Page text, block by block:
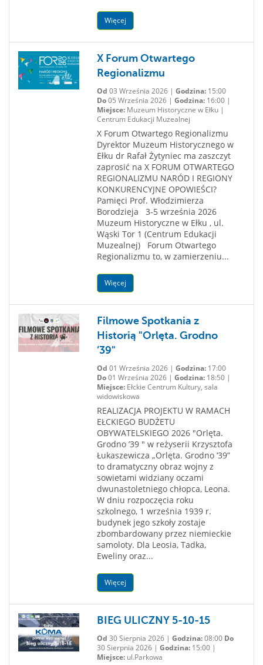
Więcej
X Forum Otwartego
Regionalizmu
Od 03 Września 2026 | Godzina:15:00
Do05 Września 2026 | Godzina:16:00 |
Miejsce:Muzeum Historyczne w Ełku |
Centrum Edukacji Muzealnej
X Forum Otwartego Regionalizmu
Dyrektor Muzeum Historycznego w
Ełku dr Rafał Żytyniec ma zaszczyt
zaprosić na X FORUM OTWARTEGO
REGIONALIZMU NARÓD I REGIONY
KONKURENCYJNE OPOWIEŚCI?
Pamięci Prof. Włodzimierza
Borodzieja 3-5 września 2026
Muzeum Historyczne w Ełku , ul.
Wąski Tor 1 (Centrum Edukacji
Muzealnej) Forum Otwartego
Regionalizmu to, w zamierzeniu...
Więcej
Filmowe Spotkania z
Historią "Orlęta. Grodno
’39"
Od 01 Września 2026 | Godzina:17:00
Do01 Września 2026 | Godzina:18:50 |
Miejsce:Ełckie Centrum Kultury, sala
widowiskowa
REALIZACJA PROJEKTU W RAMACH
EŁCKIEGO BUDŻETU
OBYWATELSKIEGO 2026 "Orlęta.
Grodno ’39 " w reżyserii Krzysztofa
Łukaszewicza „Orlęta. Grodno ‘39”
to dramatyczny obraz wojny z
sowietami widziany oczami
dwunastoletniego chłopca, Leona.
W dniu rozpoczęcia roku
szkolnego, 1 września 1939 r.
budynek jego szkoły zostaje
zbombardowany przez niemieckie
samoloty. Dla Leosia, Tadka,
Eweliny oraz...
Więcej
BIEG ULICZNY 5-10-15
Od 30 Sierpnia 2026 | Godzina:08:00 Do
30 Sierpnia 2026 | Godzina:15:00 |
Miejsce:ul.Parkowa